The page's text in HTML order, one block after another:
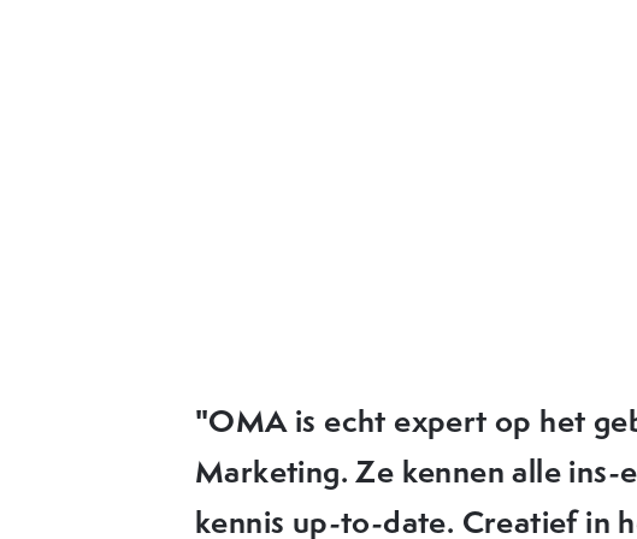
"OMA heeft elke keer weer
ideeën die we in de praktijk
OMA denkt met je mee, en